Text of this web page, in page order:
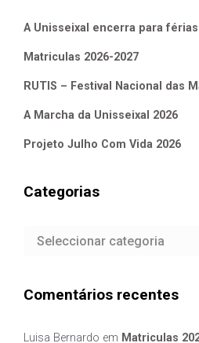
A Unisseixal encerra para férias
Matriculas 2026-2027
RUTIS – Festival Nacional das
A Marcha da Unisseixal 2026
Projeto Julho Com Vida 2026
Categorias
Categorias
Comentários recentes
Luisa Bernardo em Matriculas